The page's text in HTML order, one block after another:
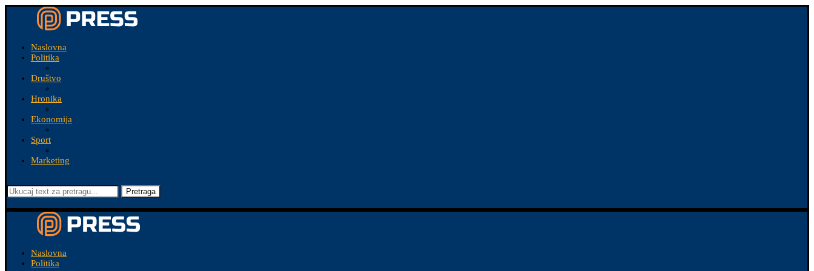
Naslovna
Politika
Društvo
Hronika
Ekonomija
Sport
Marketing
Pretraga
Naslovna
Politika